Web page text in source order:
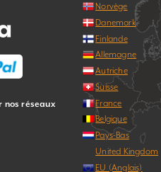
nos réseaux
Norvège
Danemark
Finlande
Allemagne
Autriche
Suisse
France
Belgique
Pays-Bas
United Kingdom
EU (Anglais)